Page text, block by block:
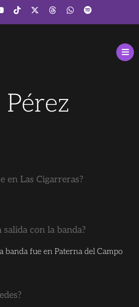
en Las Cigarreras?
con la banda?
banda fue en Paterna del Campo